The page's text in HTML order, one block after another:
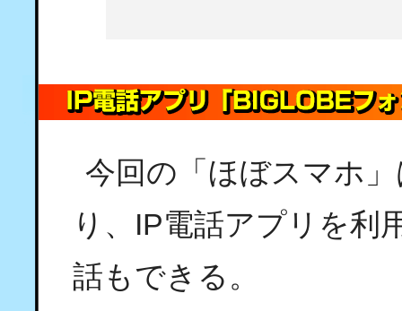
今回の「ほぼスマホ
り、IP電話アプリを利
話もできる。